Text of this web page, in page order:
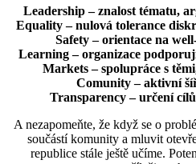
Leadership – znalost tématu,
Equality – nulová tolerance
Safety – orientace na
Learning – organizace
Markets – spolupráce s
Comunity – aktivní
Transparency – určení
A nezapomeňte, že když se o
součástí komunity a mluvit
republice stále ještě učíme.